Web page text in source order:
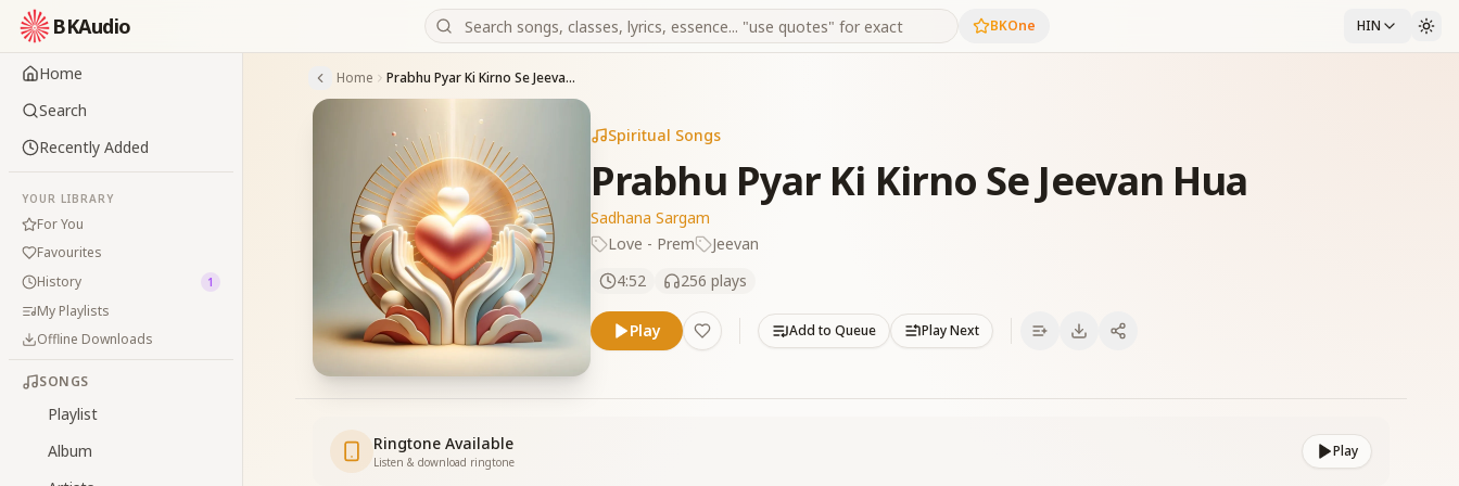
BKAudio BKOne HIN
Home
Search
Recently Added
YOUR LIBRARY
For You
Favourites
History
1
My Playlists
Offline Downloads
SONGS
Playlist
Album
Home Prabhu Pyar Ki Kirno Se Jeevan Hua
Spiritual Songs
Prabhu Pyar Ki Kirno Se Jeevan Hua
Sadhana Sargam
Love - Prem
Jeevan
4:52
256 plays
Play Add to Queue Play Next
Ringtone Available
Listen & download ringtone
Play